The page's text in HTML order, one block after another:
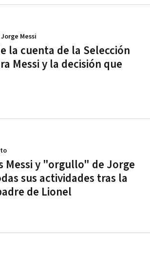
la cuenta de la Selección
Messi y la decisión que
Messi
Messi y "orgullo" de Jorge
sus actividades tras la
de Lionel